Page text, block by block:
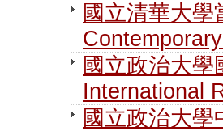
國立清華大
國立政治大
International
國立政治大